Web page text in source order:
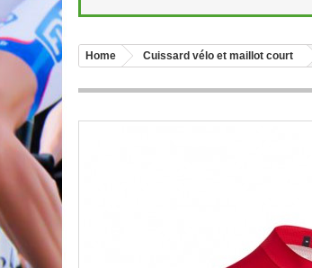
Home Cuissard vélo et maillot court